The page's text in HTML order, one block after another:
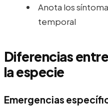
Anota los
temporal
Diferencias
la especie
Emergencias